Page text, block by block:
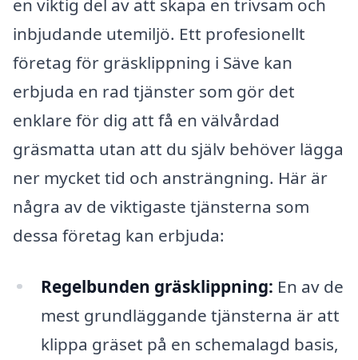
en viktig del av att skapa en trivsam och
inbjudande utemiljö. Ett profesionellt
företag för gräsklippning i Säve kan
erbjuda en rad tjänster som gör det
enklare för dig att få en välvårdad
gräsmatta utan att du själv behöver lägga
ner mycket tid och ansträngning. Här är
några av de viktigaste tjänsterna som
dessa företag kan erbjuda:
Regelbunden gräsklippning: En av de
mest grundläggande tjänsterna är att
klippa gräset på en schemalagd basis,